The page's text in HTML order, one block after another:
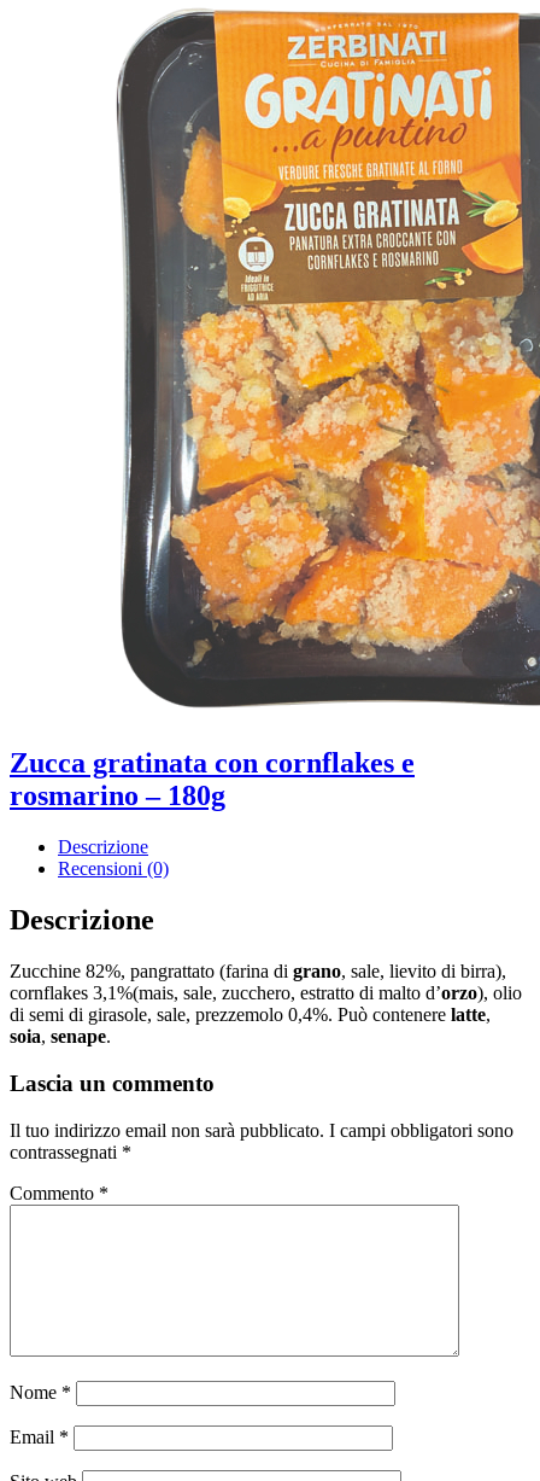
Zucca gratinata con cornflakes e
rosmarino – 180g
Descrizione
Recensioni (0)
Descrizione
Zucchine 82%, pangrattato (farina di grano, sale, lievito di birra),
cornflakes 3,1%(mais, sale, zucchero, estratto di malto d’orzo), olio
di semi di girasole, sale, prezzemolo 0,4%. Può contenere latte,
soia, senape.
Lascia un commento
Il tuo indirizzo email non sarà pubblicato. I campi obbligatori sono
contrassegnati *
Commento *
Nome *
Email *